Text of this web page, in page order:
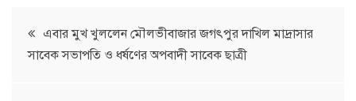
Post
navigation
এবার মুখ খুললেন মৌলভীবাজার জগৎপুর দাখিল মাদ্রাসার
সাবেক সভাপতি ও ধর্ষণের অপবাদী সাবেক ছাত্রী